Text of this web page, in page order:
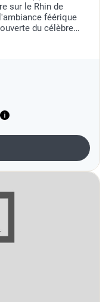
sur le Rhin de
féérique
du célèbre